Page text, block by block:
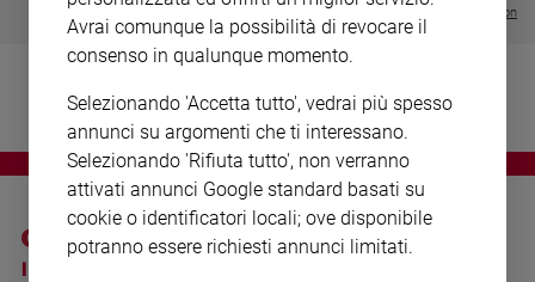
Volontariato
Aziende
Caso
della
Visualizza tutte le collection
I SITI SAN PAOLO
Avrai comunque la possibilità di revocare il
consenso in qualunque momento.
Selezionando 'Accetta tutto', vedrai più spesso
annunci su argomenti che ti interessano.
Selezionando 'Rifiuta tutto', non verranno
attivati annunci Google standard basati su
cookie o identificatori locali; ove disponibile
potranno essere richiesti annunci limitati.